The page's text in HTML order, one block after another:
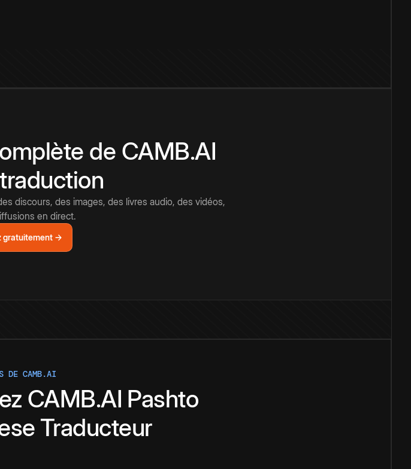
de CAMB.AI
discours, des images, des livres audio, des vidéos,
en direct.
gratuitement →
DE CAMB.AI
CAMB.AI Pashto
Traducteur